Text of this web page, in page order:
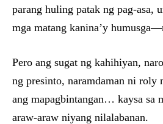
parang huling patak ng pag-asa,
mga matang kanina’y
Pero ang sugat ng kahihiyan,
ng presinto, naramdaman ni roly
ang mapagbintangan… kaysa sa
araw-araw niyang nilalabanan.